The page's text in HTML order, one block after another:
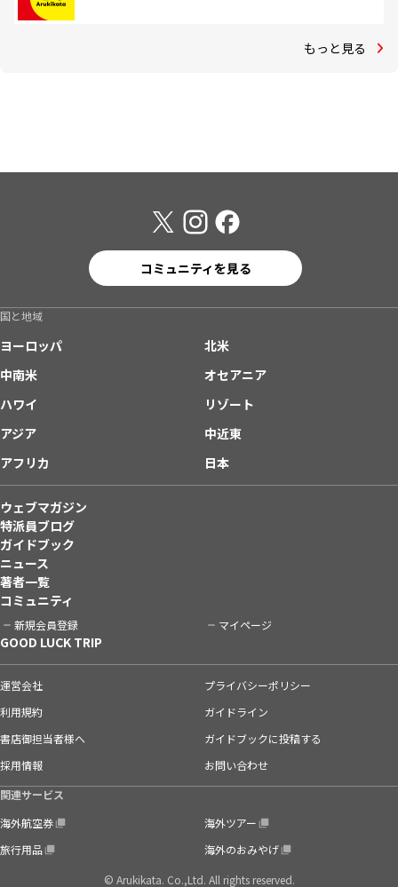
もっと見る
コミュニティを見る
国と地域
ヨーロッパ
北米
中南米
オセアニア
ハワイ
リゾート
アジア
中近東
アフリカ
日本
ウェブマガジン
特派員ブログ
ガイドブック
ニュース
著者一覧
コミュニティ
新規会員登録 マイページ
GOOD LUCK TRIP
運営会社
プライバシーポリシー
利用規約
ガイドライン
書店御担当者様へ
ガイドブックに投稿する
採用情報
お問い合わせ
関連サービス
海外航空券
海外ツアー
旅行用品
海外のおみやげ
© Arukikata. Co.,Ltd. All rights reserved.